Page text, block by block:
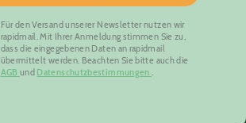
Für den Versand unserer Newsletter nutzen wir
rapidmail. Mit Ihrer Anmeldung stimmen Sie zu,
dass die eingegebenen Daten an rapidmail
übermittelt werden. Beachten Sie bitte auch die
AGB und Datenschutzbestimmungen.